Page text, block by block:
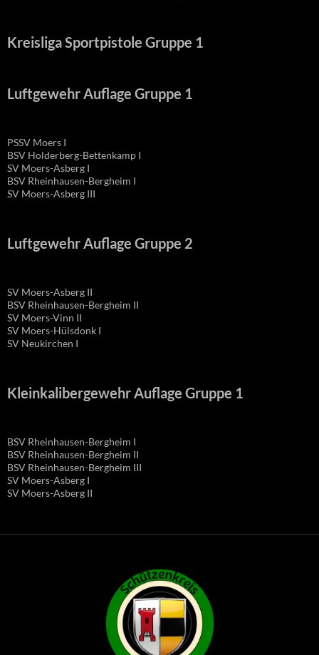
Kreisliga Sportpistole Gruppe 1
Luftgewehr Auflage Gruppe 1
PSSV Moers I
BSV Holderberg-Bettenkamp I
SV Moers-Asberg I
BSV Rheinhausen-Bergheim I
SV Moers-Asberg III
Luftgewehr Auflage Gruppe 2
SV Moers-Asberg II
BSV Rheinhausen-Bergheim II
SV Moers-Vinn II
SV Moers-Hülsdonk I
SV Neukirchen I
Kleinkalibergewehr Auflage Gruppe 1
BSV Rheinhausen-Bergheim I
BSV Rheinhausen-Bergheim II
BSV Rheinhausen-Bergheim III
SV Moers-Asberg I
SV Moers-Asberg II